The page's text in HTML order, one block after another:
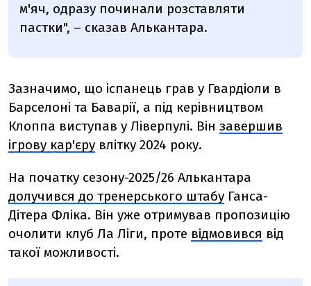
м'яч, одразу починали розставляти
пастки", – сказав Алькантара.
Зазначимо, що іспанець грав у Гвардіоли в
Барселоні та Баварії, а під керівництвом
Клоппа виступав у Ліверпулі. Він завершив
ігрову кар'єру влітку 2024 року.
На початку сезону-2025/26 Алькантара
долучився до тренерського штабу Ганса-
Дітера Фліка. Він уже отримував пропозицію
очолити клуб Ла Ліги, проте відмовився від
такої можливості.